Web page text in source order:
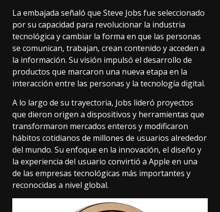
La embajada señaló que Steve Jobs fue seleccionado
por su capacidad para revolucionar la industria
tecnológica y cambiar la forma en que las personas
se comunican, trabajan, crean contenido y acceden a
la información. Su visión impulsó el desarrollo de
productos que marcaron una nueva etapa en la
interacción entre las personas y la tecnología digital.
A lo largo de su trayectoria, Jobs lideró proyectos
que dieron origen a dispositivos y herramientas que
transformaron mercados enteros y modificaron
hábitos cotidianos de millones de usuarios alrededor
del mundo. Su enfoque en la innovación, el diseño y
la experiencia del usuario convirtió a Apple en una
de las empresas tecnológicas más importantes y
reconocidas a nivel global.